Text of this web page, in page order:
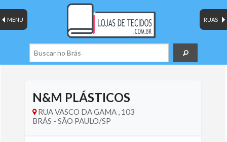
RUAS
MENU
N&M PLÁSTICOS
RUA VASCO DA GAMA , 103
BRÁS - SÃO PAULO/SP